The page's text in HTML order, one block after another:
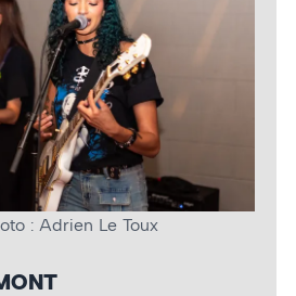
: Adrien Le Toux